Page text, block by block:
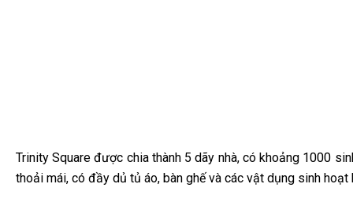
Trinity Square được chia thành 5 dãy nhà, có khoảng 1000
thoải mái, có đầy dủ tủ áo, bàn ghế và các vật dụng sinh